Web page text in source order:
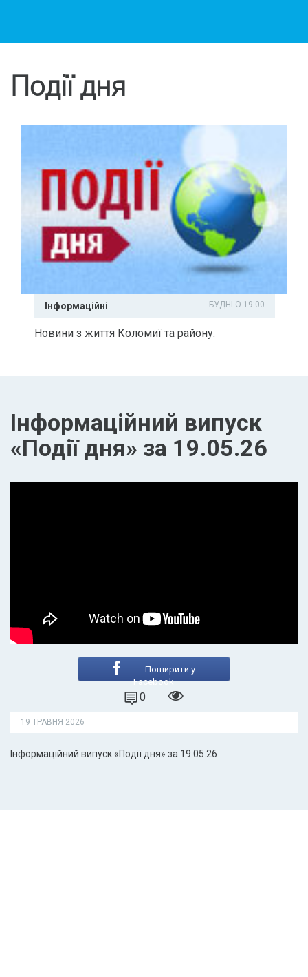
Події дня
Інформаційні БУДНІ О 19:00
Новини з життя Коломиї та району.
Інформаційний випуск
«Події дня» за 19.05.26
Поширити у
Facebook
0
19 ТРАВНЯ 2026
Інформаційний випуск «Події дня» за 19.05.26